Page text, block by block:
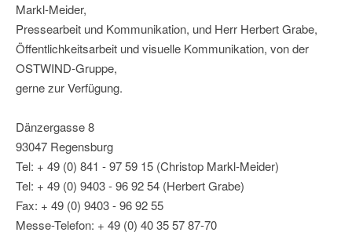
Markl-Meider,
Pressearbeit und Kommunikation, und Herr Herbert Grabe,
Öffentlichkeitsarbeit und visuelle Kommunikation, von der
OSTWIND-Gruppe,
gerne zur Verfügung.
Dänzergasse 8
93047 Regensburg
Tel: + 49 (0) 841 - 97 59 15 (Christop Markl-Meider)
Tel: + 49 (0) 9403 - 96 92 54 (Herbert Grabe)
Fax: + 49 (0) 9403 - 96 92 55
Messe-Telefon: + 49 (0) 40 35 57 87-70